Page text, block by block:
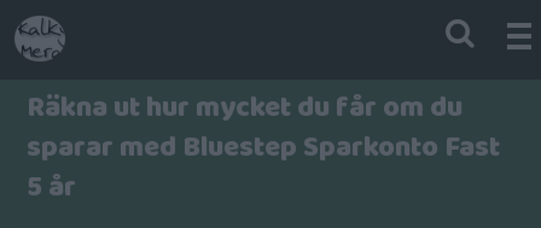
Räkna ut hur mycket du får om du
sparar med Bluestep Sparkonto Fast
5 år